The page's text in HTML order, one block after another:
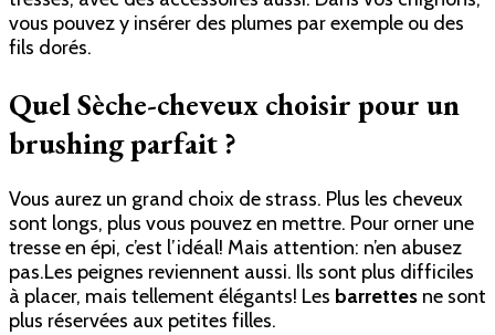
vous pouvez y insérer des plumes par exemple ou des
fils dorés.
Quel Sèche-cheveux choisir pour un
brushing parfait ?
Vous aurez un grand choix de strass. Plus les cheveux
sont longs, plus vous pouvez en mettre. Pour orner une
tresse en épi, c’est l’idéal! Mais attention: n’en abusez
pas.Les peignes reviennent aussi. Ils sont plus difficiles
à placer, mais tellement élégants! Les barrettes ne sont
plus réservées aux petites filles.